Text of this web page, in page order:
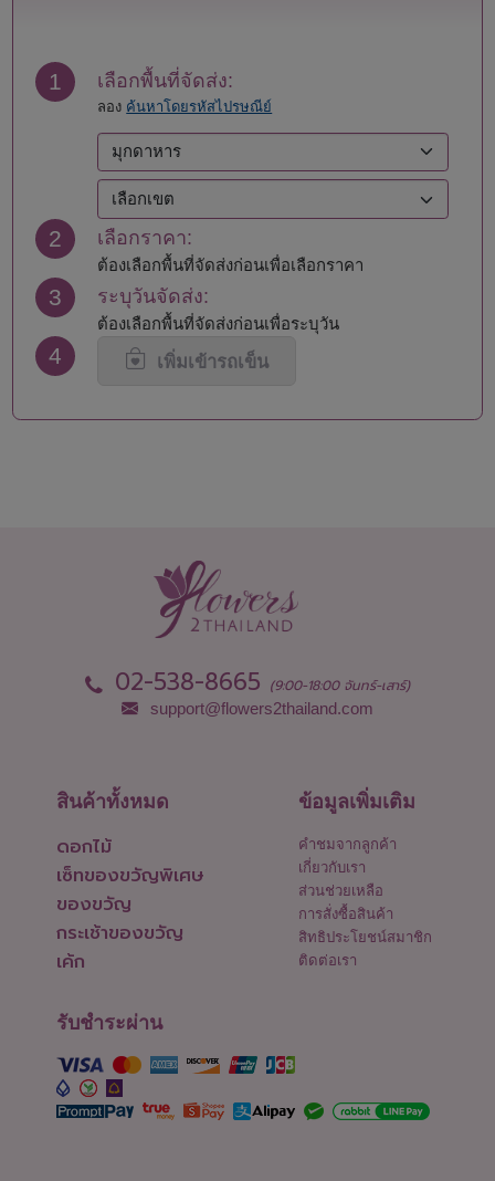
เชียงราย
เชียงใหม่
ตรัง
ตราด
ตาก
นครนายก
นครปฐม
นครพนม
นครราชสีมา
นครศรีธรรมราช
นครสวรรค์
นนทบุรี
สกลนคร
สมุทรสาคร
สิงห์บุรี
อุตรดิตถ์
อุทัยธานี
1 เลือกพื้นที่จัดส่ง:
ลอง ค้นหาโดยรหัสไปรษณีย์
2 เลือกราคา:
ต้องเลือกพื้นที่จัดส่งก่อนเพื่อเลือกราคา
3 ระบุวันจัดส่ง:
ต้องเลือกพื้นที่จัดส่งก่อนเพื่อระบุวัน
4 เพิ่มเข้ารถเข็น
02-538-8665 (9:00-18:00 จันทร์-เสาร์)
support@flowers2thailand.com
สินค้าทั้งหมด
ดอกไม้
เซ็ทของขวัญพิเศษ
ของขวัญ
กระเช้าของขวัญ
เค้ก
ข้อมูลเพิ่มเติม
คำชมจากลูกค้า
เกี่ยวกับเรา
ส่วนช่วยเหลือ
การสั่งซื้อสินค้า
สิทธิประโยชน์สมาชิก
ติดต่อเรา
รับชำระผ่าน